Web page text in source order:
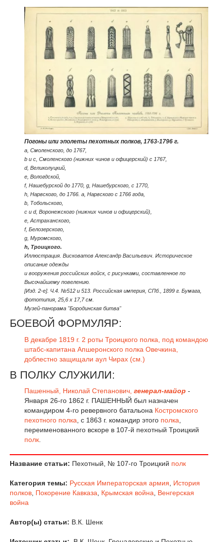
Погоны или эполеты пехотных полков, 1763-1796 г.
а, Смоленского, до 1767,
b и c, Смоленского (нижних чинов и офицерский) с 1767,
d, Великолуцкий,
е, Вологдской,
f, Нашебурской до 1770, g, Нашебурского, с 1770,
h, Нарвского, до 1766. а, Нарвского с 1766 года,
b, Тобольского,
c и d, Воронежского (нижних чинов и офицерский),
е, Астраханского,
f, Белозерского,
g, Муромского,
h, Троицкого.
Иллюстрация. Висковатов Александр Васильевич. Историческое
описание одежды
и вооружения российских войск, с рисунками, составленное по
Высочайшему повелению.
[Изд. 2-е]. Ч.4. №512 и 513. Российская империя, СПб., 1899 г. Бумага,
фототипия, 25,6 x 17,7 см.
Музей-панорама "Бородинская битва"
БОЕВОЙ ФОРМУЛЯР:
В декабре 1819 г. 2 роты Троицкого полка, под командою
штабс-капитана Апшеронского полка Овечкина,
доблестно защищали аул Чирах (см.)
В ПОЛКУ СЛУЖИЛИ:
Пашенный, Николай Степанович, генерал-майор -
Января 26-го 1862 г. ПАШЕННЫЙ был назначен
командиром 4-го ревервного батальона Костромского
пехотного полка, с 1863 г. командир этого полка,
переименованного вскоре в 107-й пехотный Троицкий
полк.
Название статьи: Пехотный, № 107-го Троицкий полк
Категория темы: Русская Императорская армия, История
полков, Покорение Кавказа, Крымская война, Венгерская
война
Автор(ы) статьи: В.К. Шенк